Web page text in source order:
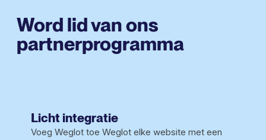
Word lid van ons
partnerprogramma
Licht integratie
Voeg Weglot toe Weglot elke website met een